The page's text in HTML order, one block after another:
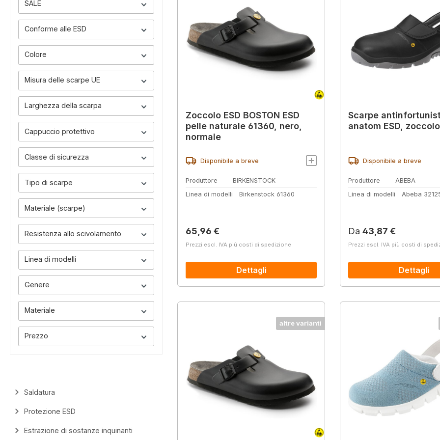
SALE
Conforme alle ESD
Colore
Misura delle scarpe UE
Larghezza della scarpa
Cappuccio protettivo
Classe di sicurezza
Tipo di scarpe
Materiale (scarpe)
Resistenza allo scivolamento
Linea di modelli
Genere
Materiale
Prezzo
Saldatura
Protezione ESD
Estrazione di sostanze inquinanti
Zoccolo ESD BOSTON ESD
pelle naturale 61360, nero,
normale
Disponibile a breve
Produttore
BIRKENSTOCK
Linea di modelli
Birkenstock 61360
Prezzo normale:
65,96 €
Prezzi escl. IVA più costi di spedizione
Dettagli
Scarpe
anatom ESD,
Disponibile a breve
Produttore
ABEBA
Linea di modelli
Abeba
Prezzo normale:
Da 43,87 €
Prezzi escl. IVA più costi di
Dettagli
altre varianti